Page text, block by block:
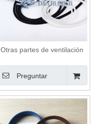
Otras partes de ventilación
Preguntar